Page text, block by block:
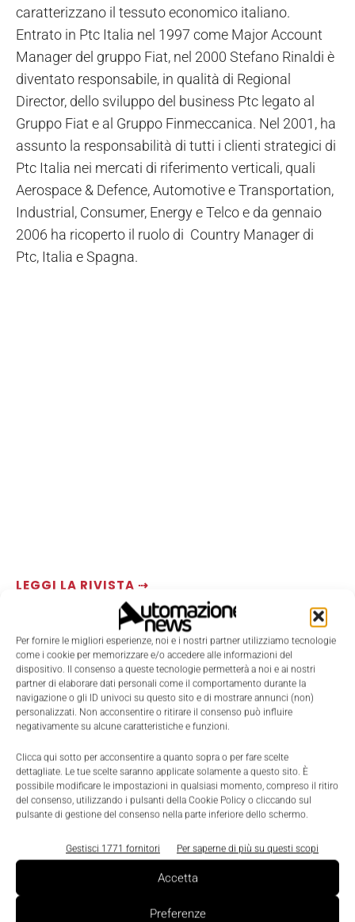
Per fornire le migliori esperienze, noi e i nostri partner utilizziamo tecnologie
come i cookie per memorizzare e/o accedere alle informazioni del
dispositivo. Il consenso a queste tecnologie permetterà a noi e ai nostri
partner di elaborare dati personali come il comportamento durante la
navigazione o gli ID univoci su questo sito e di mostrare annunci (non)
personalizzati. Non acconsentire o ritirare il consenso può influire
negativamente su alcune caratteristiche e funzioni.
Clicca qui sotto per acconsentire a quanto sopra o per fare scelte
dettagliate. Le tue scelte saranno applicate solamente a questo sito. È
possibile modificare le impostazioni in qualsiasi momento, compreso il ritiro
del consenso, utilizzando i pulsanti della Cookie Policy o cliccando sul
pulsante di gestione del consenso nella parte inferiore dello schermo.
Gestisci 1771 fornitori Per saperne di più su questi scopi
Accetta
Preferenze
LEGGI LA RIVISTA ⇢
TI POTREBBERO INTERESSARE ⇢
caratterizzano il tessuto economico italiano.
Entrato in Ptc Italia nel 1997 come Major Account
Manager del gruppo Fiat, nel 2000 Stefano Rinaldi è
diventato responsabile, in qualità di Regional
Director, dello sviluppo del business Ptc legato al
Gruppo Fiat e al Gruppo Finmeccanica. Nel 2001, ha
assunto la responsabilità di tutti i clienti strategici di
Ptc Italia nei mercati di riferimento verticali, quali
Aerospace & Defence, Automotive e Transportation,
Industrial, Consumer, Energy e Telco e da gennaio
2006 ha ricoperto il ruolo di Country Manager di
Ptc, Italia e Spagna.